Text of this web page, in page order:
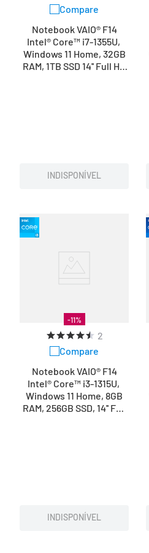
Compare
Notebook VAIO® F14
Intel® Core™ i7-1355U,
Windows 11 Home, 32GB
RAM, 1TB SSD 14'' Full HD
INDISPONÍVEL
-11%
2
Compare
Notebook VAIO® F14
Intel® Core™ i3-1315U,
Windows 11 Home, 8GB
RAM, 256GB SSD, 14'' Full
INDISPONÍVEL